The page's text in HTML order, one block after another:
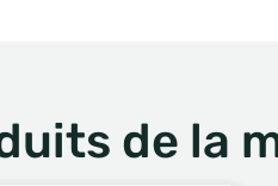
de la